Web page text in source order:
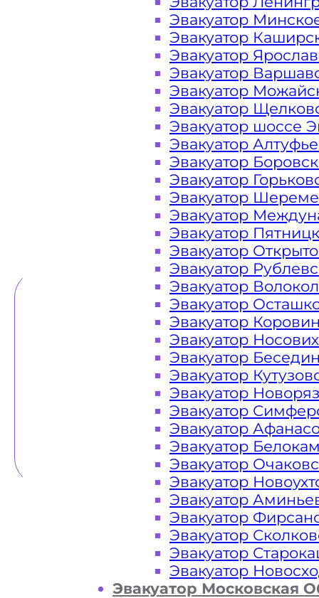
Закажите услугу "эвакуатор
"онлайн" на сайте компании
Вам необходимы услуги
недорого? Эвакуаторы «МОБИ»
ЦКАД в Подмосковье 24 часа в
оказать помощь на дороге в
WHATSAPP
Эвакуатор
Эвакуатор
Эвакуатор
Эвакуатор
Эвакуатор
Эвакуатор
Эвакуатор шоссе
Эвакуатор
Эвакуатор
Эвакуатор
Эвакуатор
Эвакуатор
Эвакуатор
Эвакуатор
Эвакуатор
Эвакуатор
Эвакуатор
Эвакуатор
Эвакуатор
Эвакуатор
Эвакуатор
Эвакуатор
Эвакуатор
Эвакуатор
Эвакуатор
Эвакуатор
Эвакуатор
Эвакуатор
Эвакуатор
Эвакуатор
Эвакуатор
Эвакуатор
Эвакуатор Московская